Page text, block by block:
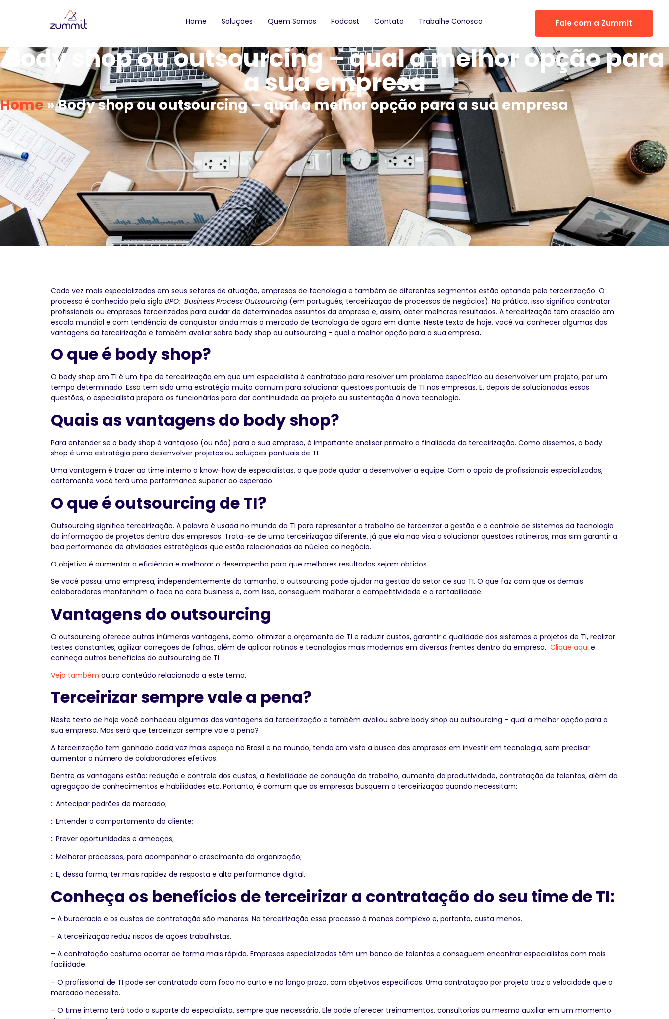
Home Soluções Quem Somos Podcast Contato Trabalhe Conosco Fale com a Zummit
Body shop ou outsourcing – qual a melhor opção para
a sua empresa
Home»Body shop ou outsourcing – qual a melhor opção para a sua empresa
Cada vez mais especializadas em seus setores de atuação, empresas de tecnologia e também de diferentes segmentos estão optando pela terceirização. O
processo é conhecido pela sigla BPO: Business Process Outsourcing (em português, terceirização de processos de negócios). Na prática, isso significa contratar
profissionais ou empresas terceirizadas para cuidar de determinados assuntos da empresa e, assim, obter melhores resultados. A terceirização tem crescido em
escala mundial e com tendência de conquistar ainda mais o mercado de tecnologia de agora em diante. Neste texto de hoje, você vai conhecer algumas das
vantagens da terceirização e também avaliar sobre body shop ou outsourcing – qual a melhor opção para a sua empresa.
O que é body shop?
O body shop em TI é um tipo de terceirização em que um especialista é contratado para resolver um problema específico ou desenvolver um projeto, por um
tempo determinado. Essa tem sido uma estratégia muito comum para solucionar questões pontuais de TI nas empresas. E, depois de solucionadas essas
questões, o especialista prepara os funcionários para dar continuidade ao projeto ou sustentação à nova tecnologia.
Quais as vantagens do body shop?
Para entender se o body shop é vantajoso (ou não) para a sua empresa, é importante analisar primeiro a finalidade da terceirização. Como dissemos, o body
shop é uma estratégia para desenvolver projetos ou soluções pontuais de TI.
Uma vantagem é trazer ao time interno o know-how de especialistas, o que pode ajudar a desenvolver a equipe. Com o apoio de profissionais especializados,
certamente você terá uma performance superior ao esperado.
O que é outsourcing de TI?
Outsourcing significa terceirização. A palavra é usada no mundo da TI para representar o trabalho de terceirizar a gestão e o controle de sistemas da tecnologia
da informação de projetos dentro das empresas. Trata-se de uma terceirização diferente, já que ela não visa a solucionar questões rotineiras, mas sim garantir a
boa performance de atividades estratégicas que estão relacionadas ao núcleo do negócio.
O objetivo é aumentar a eficiência e melhorar o desempenho para que melhores resultados sejam obtidos.
Se você possui uma empresa, independentemente do tamanho, o outsourcing pode ajudar na gestão do setor de sua TI. O que faz com que os demais
colaboradores mantenham o foco no core business e, com isso, conseguem melhorar a competitividade e a rentabilidade.
Vantagens do outsourcing
O outsourcing oferece outras inúmeras vantagens, como: otimizar o orçamento de TI e reduzir custos, garantir a qualidade dos sistemas e projetos de TI, realizar
testes constantes, agilizar correções de falhas, além de aplicar rotinas e tecnologias mais modernas em diversas frentes dentro da empresa. Clique aqui e
conheça outros benefícios do outsourcing de TI.
Veja também outro conteúdo relacionado a este tema.
Terceirizar sempre vale a pena?
Neste texto de hoje você conheceu algumas das vantagens da terceirização e também avaliou sobre body shop ou outsourcing – qual a melhor opção para a
sua empresa. Mas será que terceirizar sempre vale a pena?
A terceirização tem ganhado cada vez mais espaço no Brasil e no mundo, tendo em vista a busca das empresas em investir em tecnologia, sem precisar
aumentar o número de colaboradores efetivos.
Dentre as vantagens estão: redução e controle dos custos, a flexibilidade de condução do trabalho, aumento da produtividade, contratação de talentos, além da
agregação de conhecimentos e habilidades etc. Portanto, é comum que as empresas busquem a terceirização quando necessitam:
:: Antecipar padrões de mercado;
:: Entender o comportamento do cliente;
:: Prever oportunidades e ameaças;
:: Melhorar processos, para acompanhar o crescimento da organização;
:: E, dessa forma, ter mais rapidez de resposta e alta performance digital.
Conheça os benefícios de terceirizar a contratação do seu time de TI:
– A burocracia e os custos de contratação são menores. Na terceirização esse processo é menos complexo e, portanto, custa menos.
– A terceirização reduz riscos de ações trabalhistas.
– A contratação costuma ocorrer de forma mais rápida. Empresas especializadas têm um banco de talentos e conseguem encontrar especialistas com mais
facilidade.
– O profissional de TI pode ser contratado com foco no curto e no longo prazo, com objetivos específicos. Uma contratação por projeto traz a velocidade que o
mercado necessita.
– O time interno terá todo o suporte do especialista, sempre que necessário. Ele pode oferecer treinamentos, consultorias ou mesmo auxiliar em um momento